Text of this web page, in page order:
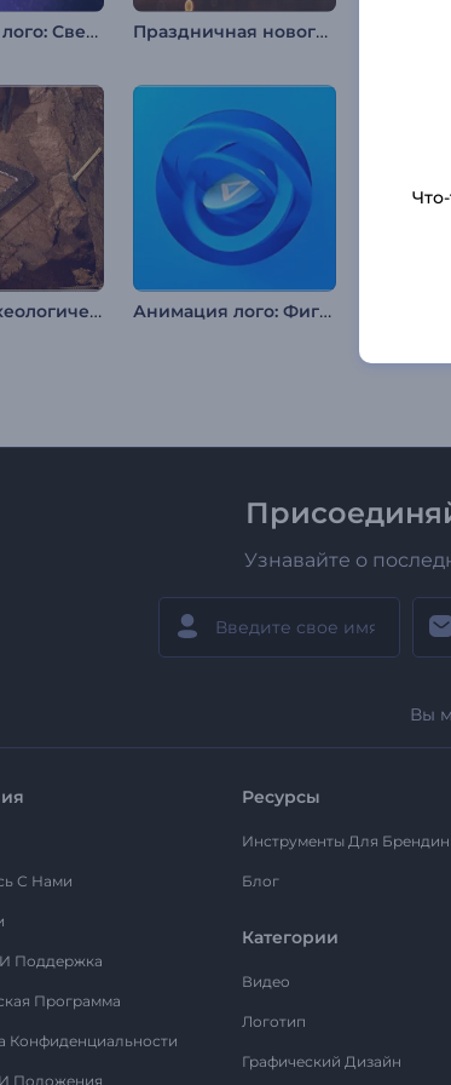
Анимация лого: Сверкающий глиттер Праздничная новогодняя заставка
Интро: Археологические раскопки Анимация лого: Фигуры из линий
Узнавайте о
Вы
С Нами
Поддержка
Программа
Конфиденциальности
Положения
Ресурсы
Инструменты Для
Блог
Категории
Видео
Логотип
Графический Дизайн